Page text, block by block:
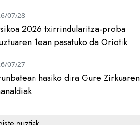
2026 txirrindularitza-proba
1ean pasatuko da Oriotik
07/28
hasiko dira Gure Zirkuaren
07/27